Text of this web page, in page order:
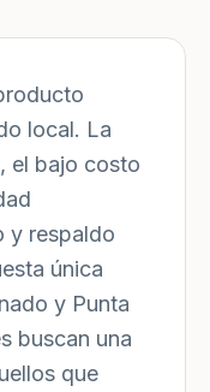
local. La
el bajo costo
y respaldo
única
y Punta
buscan una
que